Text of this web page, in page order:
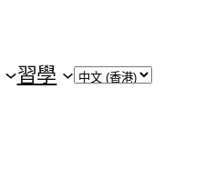
習學
Choose